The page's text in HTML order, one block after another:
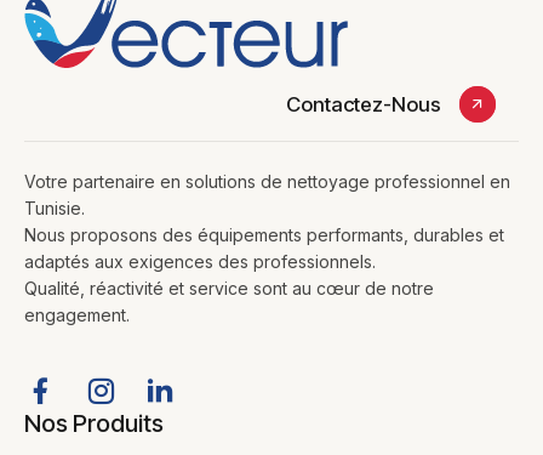
Contactez-Nous
Votre partenaire en solutions de nettoyage professionnel en
Tunisie.
Nous proposons des équipements performants, durables et
adaptés aux exigences des professionnels.
Qualité, réactivité et service sont au cœur de notre
engagement.
Nos Produits